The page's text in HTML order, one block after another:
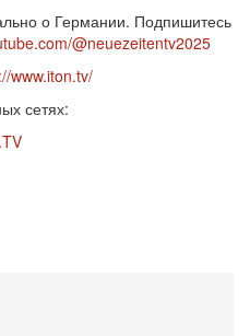
о Германии. Подпишитесь
@neuezeitentv2025
www.iton.tv/
сетях: